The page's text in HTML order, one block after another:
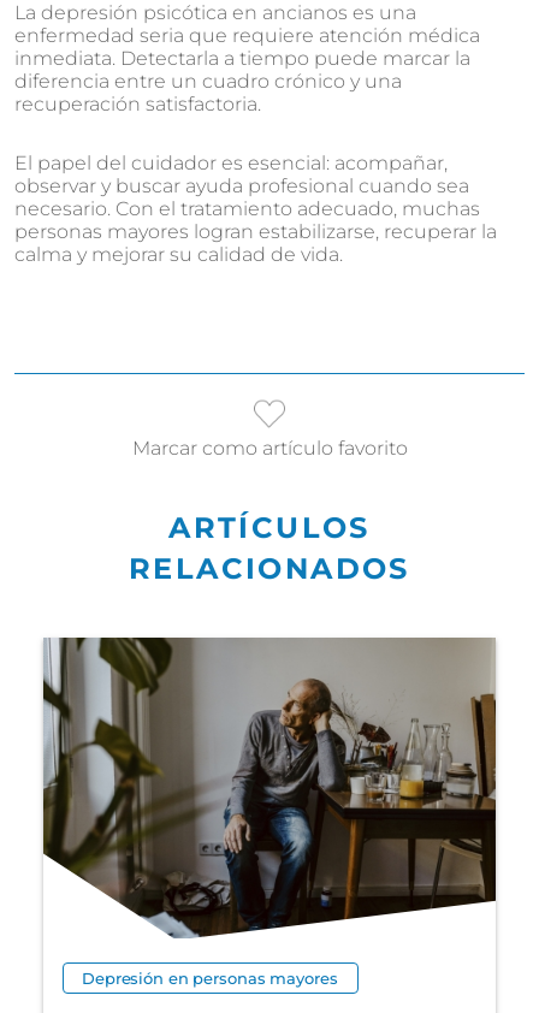
La depresión psicótica en ancianos es una
enfermedad seria que requiere atención médica
inmediata. Detectarla a tiempo puede marcar la
diferencia entre un cuadro crónico y una
recuperación satisfactoria.
El papel del cuidador es esencial: acompañar,
observar y buscar ayuda profesional cuando sea
necesario. Con el tratamiento adecuado, muchas
personas mayores logran estabilizarse, recuperar la
calma y mejorar su calidad de vida.
Marcar como artículo favorito
ARTÍCULOS
RELACIONADOS
Depresión en personas mayores